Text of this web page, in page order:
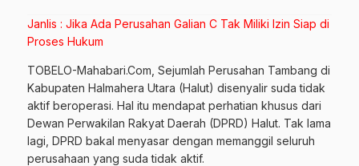
Janlis : Jika Ada Perusahan Galian C Tak Miliki Izin Siap di
Proses Hukum
TOBELO-Mahabari.Com, Sejumlah Perusahan Tambang di
Kabupaten Halmahera Utara (Halut) disenyalir suda tidak
aktif beroperasi. Hal itu mendapat perhatian khusus dari
Dewan Perwakilan Rakyat Daerah (DPRD) Halut. Tak lama
lagi, DPRD bakal menyasar dengan memanggil seluruh
perusahaan yang suda tidak aktif.